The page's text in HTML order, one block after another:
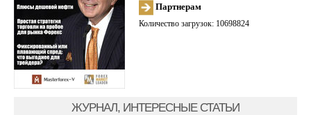
Партнерам
Количество загрузок: 10698824
ЖУРНАЛ, ИНТЕРЕСНЫЕ СТАТЬИ